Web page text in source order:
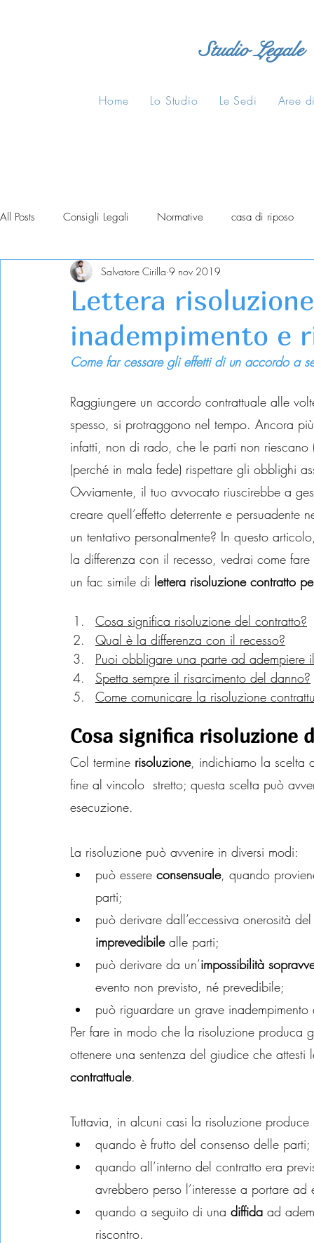
Studio Legale
Home Lo Studio Le Sedi Aree
All Posts Consigli Legali Normative casa di riposo
Lettera
inadempimento e
Salvatore Cirilla 9 nov 2019
Come far cessare gli effetti di un accordo a
Raggiungere un accordo contrattuale alle
spesso, si protraggono nel tempo. Ancora
infatti, non di rado, che le parti non
(perché in mala fede) rispettare gli obblighi
Ovviamente, il tuo avvocato riuscirebbe a
creare quell’effetto deterrente e
un tentativo personalmente? In questo
la differenza con il recesso, vedrai come
un fac simile di lettera risoluzione contratto
Cosa significa risoluzione del contratto?
Qual è la differenza con il recesso?
Puoi obbligare una parte ad adempiere
Spetta sempre il risarcimento del danno?
Come comunicare la risoluzione
Cosa significa risoluzione
Col termine risoluzione, indichiamo la scelta
fine al vincolo  stretto; questa scelta può
esecuzione.
La risoluzione può avvenire in diversi modi:
può essere consensuale, quando
parti;
può derivare dall’eccessiva onerosità
imprevedibile alle parti;
può derivare da un’impossibilità
evento non previsto, né prevedibile;
può riguardare un grave
Per fare in modo che la risoluzione
ottenere una sentenza del giudice che
contrattuale.
Tuttavia, in alcuni casi la risoluzione
quando è frutto del consenso delle parti;
quando all’interno del contratto era
avrebbero perso l’interesse a portare ad
quando a seguito di una diffida ad
riscontro.